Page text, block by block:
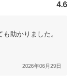
4.6
助かりました。
2026年06月29日